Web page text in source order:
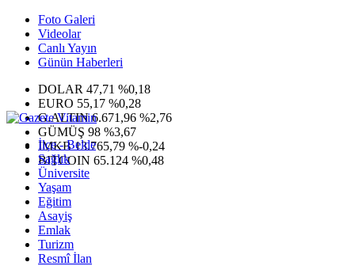
Foto Galeri
Videolar
Canlı Yayın
Günün Haberleri
DOLAR 47,71 %0,18
EURO 55,17 %0,28
G.ALTIN6.671,96 %2,76
GÜMÜŞ 98 %3,67
IMKB13.765,79 %-0,24
BITCOIN 65.124 %0,48
İlçe - Belde
Sağlık
Üniversite
Yaşam
Eğitim
Asayiş
Emlak
Turizm
Resmî İlan